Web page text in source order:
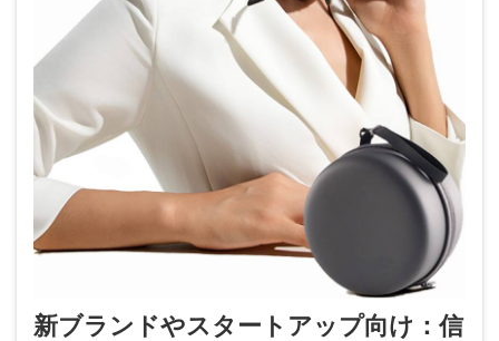
新ブランドやスタートアップ向け：信